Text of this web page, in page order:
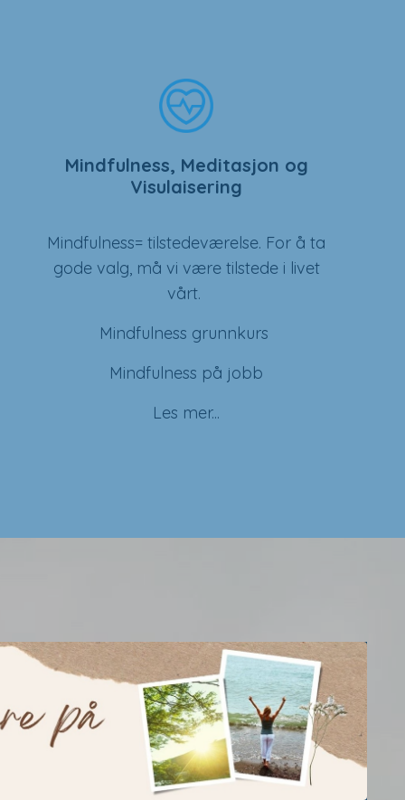
Mindfulness, Meditasjon og
Visulaisering
Mindfulness= tilstedeværelse. For å ta
gode valg, må vi være tilstede i livet
vårt.
Mindfulness grunnkurs
Mindfulness på jobb
Les mer...